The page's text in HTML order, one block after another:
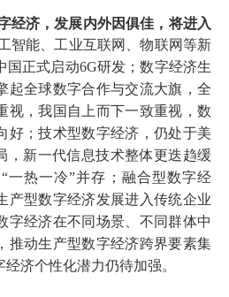
经济，发展内外因俱佳，将进入
智能、工业互联网、物联网等新
国正式启动6G研发；数字经济生
起全球数字合作与交流大旗，全
视，我国自上而下一致重视，数
好；技术型数字经济，仍处于美
，新一代信息技术整体更迭趋缓
一热一冷”并存；融合型数字经
产型数字经济发展进入传统企业
字经济在不同场景、不同群体中
推动生产型数字经济跨界要素集
济个性化潜力仍待加强。